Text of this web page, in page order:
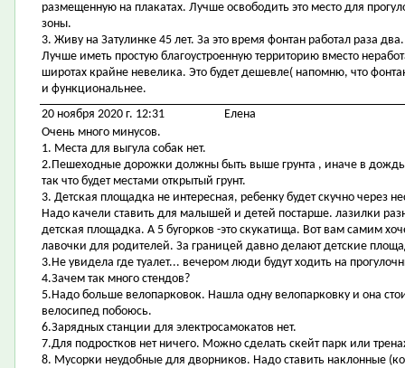
размещенную на плакатах. Лучше освободить это место для
зоны.
3. Живу на Затулинке 45 лет. За это время фонтан работал раза
Лучше иметь простую благоустроенную территорию вместо
широтах крайне невелика. Это будет дешевле( напомню, что
и функциональнее.
20 ноября 2020 г. 12:31
Елена
Очень много минусов.
1. Места для выгула собак нет.
2.Пешеходные дорожки должны быть выше грунта , иначе в дождь
так что будет местами открытый грунт.
3. Детская площадка не интересная, ребенку будет скучно через
Надо качели ставить для малышей и детей постарше. лазилки
детская площадка. А 5 бугорков -это скукатища. Вот вам самим
лавочки для родителей. За границей давно делают детские
3.Не увидела где туалет... вечером люди будут ходить на
4.Зачем так много стендов?
5.Надо больше велопарковок. Нашла одну велопарковку и она
велосипед побоюсь.
6.Зарядных станции для электросамокатов нет.
7.Для подростков нет ничего. Можно сделать скейт парк или
8. Мусорки неудобные для дворников. Надо ставить наклонные